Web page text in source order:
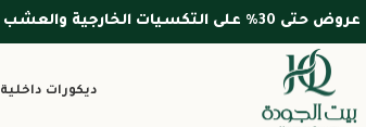
عروض حتى 30% على التكسيات الخارجية والعشب الصناعي وأرضيات WPC — الأسعار شاملة التركيب والضريبة
ديكورات داخلية